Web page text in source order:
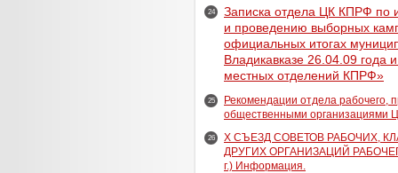
24
Записка отдела ЦК КПРФ по
и проведению выборных
официальных итогах
Владикавказе 26.04.09 года
местных отделений КПРФ»
25
Рекомендации отдела рабочего,
общественными организациями
26
Х СЪЕЗД СОВЕТОВ РАБОЧИХ,
ДРУГИХ ОРГАНИЗАЦИЙ
г.) Информация.